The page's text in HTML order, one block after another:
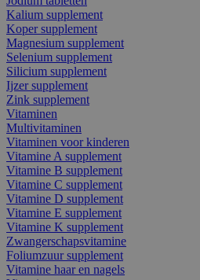
Kalium supplement
Koper supplement
Magnesium supplement
Selenium supplement
Silicium supplement
Ijzer supplement
Zink supplement
Vitaminen
Multivitaminen
Vitaminen voor kinderen
Vitamine A supplement
Vitamine B supplement
Vitamine C supplement
Vitamine D supplement
Vitamine E supplement
Vitamine K supplement
Zwangerschapsvitamine
Foliumzuur supplement
Vitamine haar en nagels